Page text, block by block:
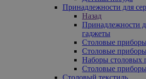
Принадлежности для
Назад
Принадлежности
гаджеты
Столовые
Столовые
Наборы столовых
Столовые
Столовый текстиль